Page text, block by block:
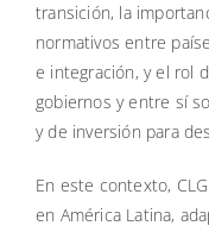
transición, la
normativos entre
e integración, y el rol
gobiernos y entre sí
y de inversión para
En este contexto,
en América Latina,